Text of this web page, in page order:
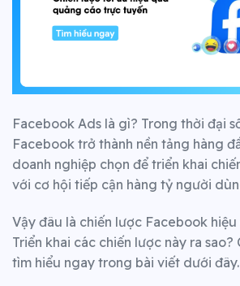
Facebook Ads là gì? Trong thời đại
Facebook trở thành nền tảng hàng
doanh nghiệp chọn để triển khai
với cơ hội tiếp cận hàng tỷ người
Vậy đâu là chiến lược Facebook
Triển khai các chiến lược này ra
tìm hiểu ngay trong bài viết dưới đây.